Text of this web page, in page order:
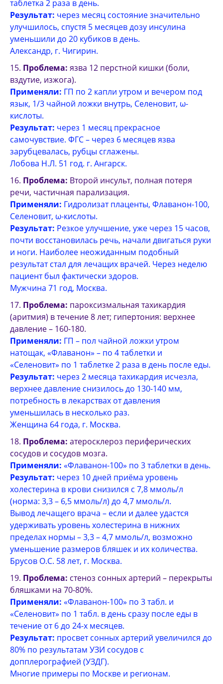
таблетка 2 раза в день.
Результат: через месяц состояние значительно
улучшилось, спустя 5 месяцев дозу инсулина
уменьшили до 20 кубиков в день.
Александр, г. Чигирин.
Проблема: язва 12 перстной кишки (боли,
вздутие, изжога).
Применяли: ГП по 2 капли утром и вечером под
язык, 1/3 чайной ложки внутрь, Селеновит, ω-
кислоты.
Результат: через 1 месяц прекрасное
самочувствие. ФГС – через 6 месяцев язва
зарубцевалась, рубцы сглажены.
Лобова Н.Л. 51 год. г. Ангарск.
Проблема: Второй инсульт, полная потеря
речи, частичная парализация.
Применяли: Гидролизат плаценты, Флаванон-100,
Селеновит, ω-кислоты.
Результат: Резкое улучшение, уже через 15 часов,
почти восстановилась речь, начали двигаться руки
и ноги. Наиболее неожиданным подобный
результат стал для лечащих врачей. Через неделю
пациент был фактически здоров.
Мужчина 71 год, Москва.
Проблема: пароксизмальная тахикардия
(аритмия) в течение 8 лет; гипертония: верхнее
давление – 160-180.
Применяли: ГП – пол чайной ложки утром
натощак, «Флаванон» – по 4 таблетки и
«Селеновит» по 1 таблетке 2 раза в день после еды.
Результат: через 2 месяца тахикардия исчезла,
верхнее давление снизилось до 130-140 мм,
потребность в лекарствах от давления
уменьшилась в несколько раз.
Женщина 64 года, г. Москва.
Проблема: атеросклероз периферических
сосудов и сосудов мозга.
Применяли: «Флаванон-100» по 3 таблетки в день.
Результат: через 10 дней приёма уровень
холестерина в крови снизился с 7,8 ммоль/л
(норма: 3,3 – 6,5 ммоль/л) до 4,7 ммоль/л.
Вывод лечащего врача – если и далее удастся
удерживать уровень холестерина в нижних
пределах нормы – 3,3 – 4,7 ммоль/л, возможно
уменьшение размеров бляшек и их количества.
Брусов О.С. 58 лет, г. Москва.
Проблема: стеноз сонных артерий – перекрыты
бляшками на 70-80%.
Применяли: «Флаванон-100» по 3 табл. и
«Селеновит» по 1 табл. в день сразу после еды в
течение от 6 до 24-х месяцев.
Результат: просвет сонных артерий увеличился до
80% по результатам УЗИ сосудов с
допплерографией (УЗДГ).
Многие примеры по Москве и регионам.